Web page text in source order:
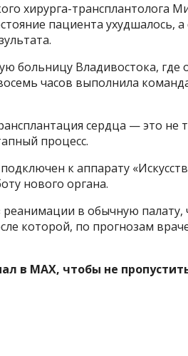
хирурга-трансплантолога
пациента ухудшалось,
больницу Владивостока, где
часов выполнила
сердца — это не
процесс.
к аппарату
нового органа.
в обычную палату,
которой, по прогнозам
в MAX, чтобы не